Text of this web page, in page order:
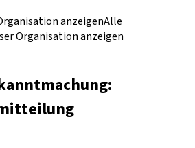
anzeigenAlle
Organisation anzeigen